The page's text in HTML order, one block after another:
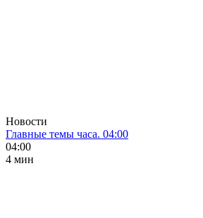
Новости
Главные темы часа. 04:00
04:00
4 мин